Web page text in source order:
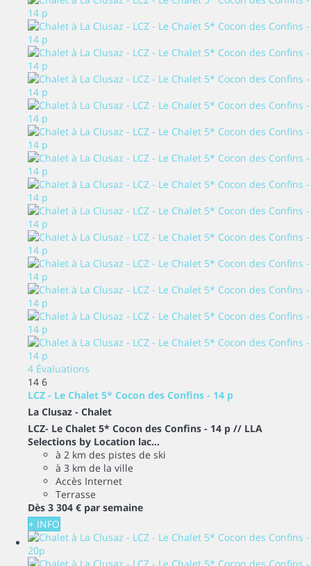
4 Évaluations
14 6
LCZ - Le Chalet 5* Cocon des Confins - 14 p
La Clusaz - Chalet
LCZ- Le Chalet 5* Cocon des Confins - 14 p // LLA
Selections by Location lac...
à 2 km des pistes de ski
à 3 km de la ville
Accès Internet
Terrasse
Dès 3 304 € par semaine
+ INFO